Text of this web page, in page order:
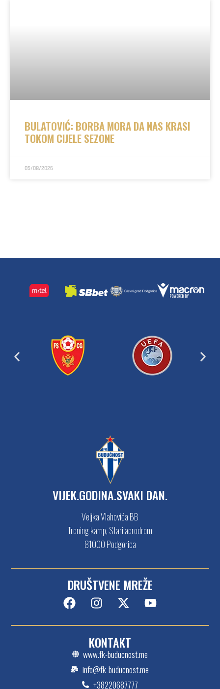
BULATOVIĆ: BORBA MORA DA NAS KRASI
TOKOM CIJELE SEZONE
05/08/2026
VIJEK.GODINA.SVAKI DAN.
Veljka Vlahovića BB
Trening kamp, Stari aerodrom
81000 Podgorica
DRUŠTVENE MREŽE
KONTAKT
www.fk-buducnost.me
info@fk-buducnost.me
+38220687777